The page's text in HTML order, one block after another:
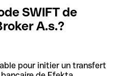
SWIFT de
A.s.?
pour initier un transfert